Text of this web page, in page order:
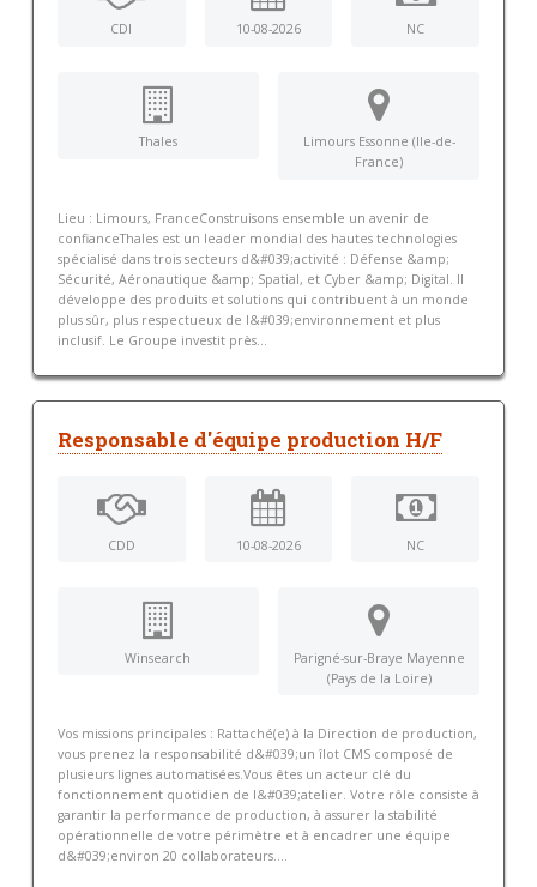
CDI 10-08-2026 NC
Thales
Limours Essonne (Ile-de-
France)
Lieu : Limours, FranceConstruisons ensemble un avenir de
confianceThales est un leader mondial des hautes technologies
spécialisé dans trois secteurs d&#039;activité : Défense &amp;
Sécurité, Aéronautique &amp; Spatial, et Cyber &amp; Digital. Il
développe des produits et solutions qui contribuent à un monde
plus sûr, plus respectueux de l&#039;environnement et plus
inclusif. Le Groupe investit près...
Responsable d'équipe production H/F
CDD 10-08-2026 NC
Winsearch
Parigné-sur-Braye Mayenne
(Pays de la Loire)
Vos missions principales : Rattaché(e) à la Direction de production,
vous prenez la responsabilité d&#039;un îlot CMS composé de
plusieurs lignes automatisées.Vous êtes un acteur clé du
fonctionnement quotidien de l&#039;atelier. Votre rôle consiste à
garantir la performance de production, à assurer la stabilité
opérationnelle de votre périmètre et à encadrer une équipe
d&#039;environ 20 collaborateurs....